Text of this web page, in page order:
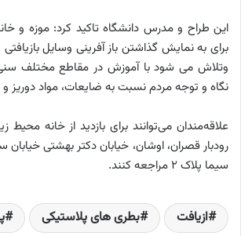
این طراح و مدرس دانشگاه تاکید کرد: موزه و
برای به نمایش گذاشتن باز آفرینی وسایل
وتلاش می شود با آموزش در مقاطع مختلف
نگاه و توجه مردم نسبت به ضایعات، مواد
علاقه‌مندان می‌توانند برای بازدید از خانه محیط
رودبار قصران، اوشان، خیابان دکتر بهشتی
سیما پلاک ۲ مراجعه کنند.
ازیافت بطری های پلاستیکی